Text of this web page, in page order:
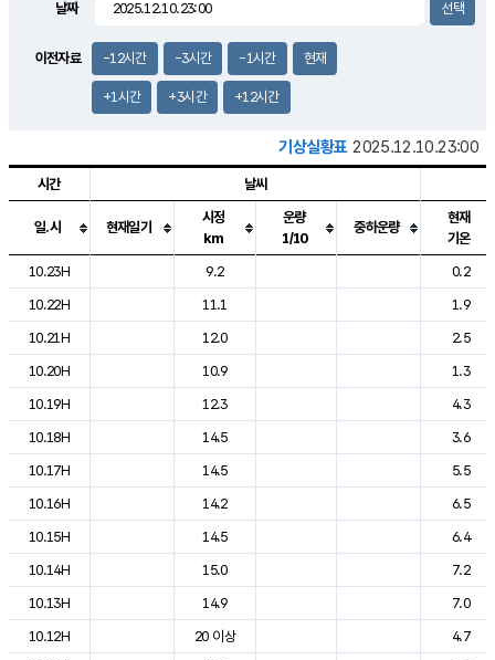
2.6m/s
날짜
이전자료 -12시간 -3시간 -1시간 현재
+1시간 +3시간 +12시간
기상실황표 2025.12.10.23:00
도시별 기상실황표로 지점, 날씨, 기온, 강수, 바람, 기압등을 안내한 표입
시간 날씨
일.시 현재일기
시정
km
운량
1/10
중하운량
현재
기온
10.23H
9.2
0.2
10.22H
11.1
1.9
10.21H
12.0
2.5
10.20H
10.9
1.3
10.19H
12.3
4.3
10.18H
14.5
3.6
10.17H
14.5
5.5
10.16H
14.2
6.5
10.15H
14.5
6.4
10.14H
15.0
7.2
10.13H
14.9
7.0
10.12H
20 이상
4.7